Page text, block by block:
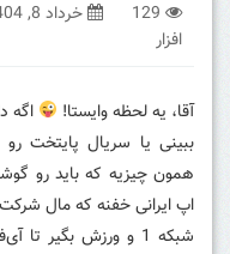
129 خرداد 8, 1404
افزار
آقا، یه لحظه وایستا!
ببینی یا سریال پایتخت
همون چیزیه که باید رو
اپ ایرانی خفنه که مال شرکت
شبکه 1 و ورزش بگیر